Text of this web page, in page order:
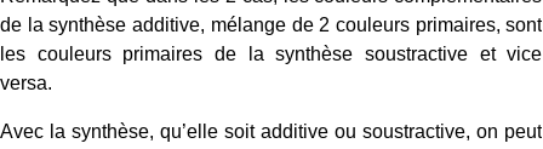
de la synthèse additive, mélange de 2 couleurs primaires, sont
les couleurs primaires de la synthèse soustractive et vice
versa.
Avec la synthèse, qu’elle soit additive ou soustractive, on peut